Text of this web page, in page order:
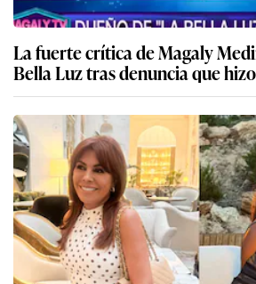
La fuerte crítica de Magaly
Bella Luz tras denuncia que